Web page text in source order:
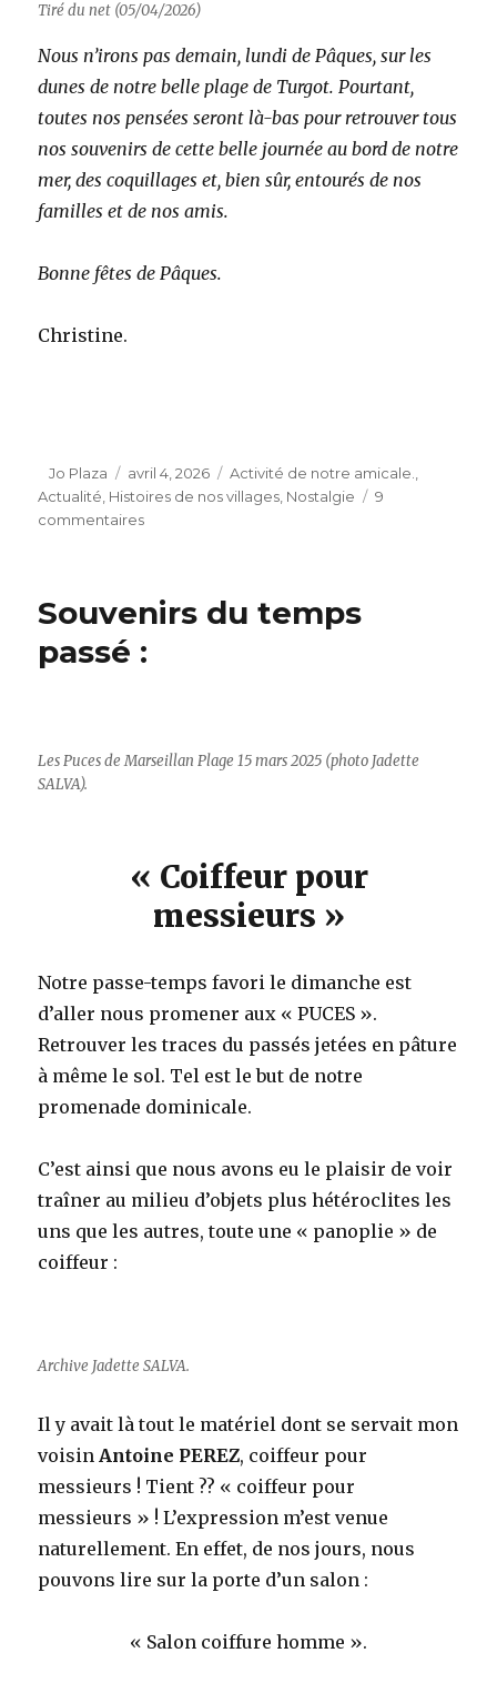
Tiré du net (05/04/2026)
Nous n’irons pas demain, lundi de Pâques, sur les
dunes de notre belle plage de Turgot. Pourtant,
toutes nos pensées seront là-bas pour retrouver tous
nos souvenirs de cette belle journée au bord de notre
mer, des coquillages et, bien sûr, entourés de nos
familles et de nos amis.
Bonne fêtes de Pâques.
Christine.
Auteur
Jo Plaza
Publié
le
avril 4, 2026 Catégories
Activité de notre amicale.
Actualité Histoires de nos villages Nostalgie
9
commentairessur
année
Souvenirs du temps
passé :
Les Puces de Marseillan Plage 15 mars 2025 (photo Jadette
SALVA).
« Coiffeur pour
messieurs »
Notre passe-temps favori le dimanche est
d’aller nous promener aux « PUCES ».
Retrouver les traces du passés jetées en pâture
à même le sol. Tel est le but de notre
promenade dominicale.
C’est ainsi que nous avons eu le plaisir de voir
traîner au milieu d’objets plus hétéroclites les
uns que les autres, toute une « panoplie » de
coiffeur :
Archive Jadette SALVA.
Il y avait là tout le matériel dont se servait mon
voisinAntoine PEREZ, coiffeur pour
messieurs ! Tient ?? « coiffeur pour
messieurs » ! L’expression m’est venue
naturellement. En effet, de nos jours, nous
pouvons lire sur la porte d’un salon :
« Salon coiffure homme ».